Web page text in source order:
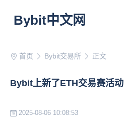
Bybit中文网
首页 Bybit交易所 正文
Bybit上新了ETH交易赛活动
2025-08-06 10:08:53